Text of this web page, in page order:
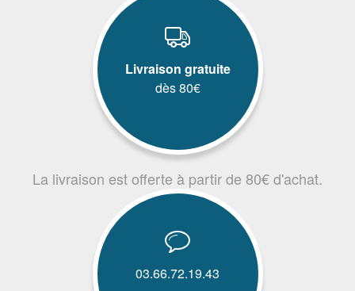
Livraison gratuite
dès 80€
La livraison est offerte à partir de 80€ d'achat.
03.66.72.19.43